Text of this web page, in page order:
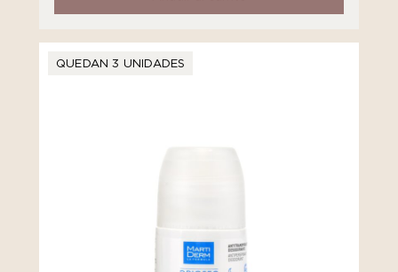
QUEDAN 3 UNIDADES